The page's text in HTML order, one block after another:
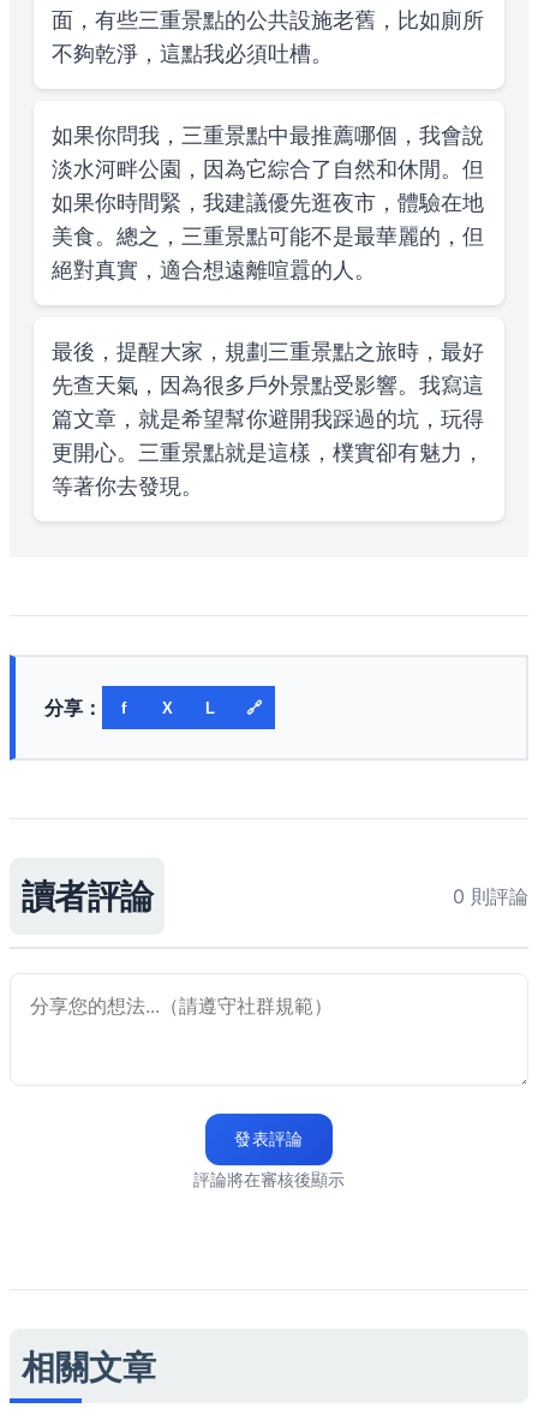
面，有些三重景點的公共設施老舊，比如廁所
不夠乾淨，這點我必須吐槽。
如果你問我，三重景點中最推薦哪個，我會說
淡水河畔公園，因為它綜合了自然和休閒。但
如果你時間緊，我建議優先逛夜市，體驗在地
美食。總之，三重景點可能不是最華麗的，但
絕對真實，適合想遠離喧囂的人。
最後，提醒大家，規劃三重景點之旅時，最好
先查天氣，因為很多戶外景點受影響。我寫這
篇文章，就是希望幫你避開我踩過的坑，玩得
更開心。三重景點就是這樣，樸實卻有魅力，
等著你去發現。
分享： f X L 🔗
讀者評論 0 則評論
發表評論
評論將在審核後顯示
相關文章